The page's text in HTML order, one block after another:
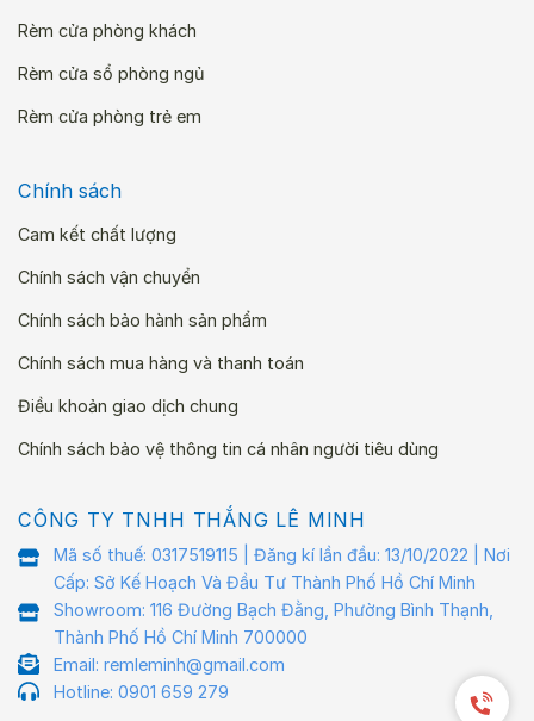
Rèm cửa phòng khách
Rèm cửa sổ phòng ngủ
Rèm cửa phòng trẻ em
Chính sách
Cam kết chất lượng
Chính sách vận chuyển
Chính sách bảo hành sản phẩm
Chính sách mua hàng và thanh toán
Điều khoản giao dịch chung
Chính sách bảo vệ thông tin cá nhân người tiêu dùng
CÔNG TY TNHH THẮNG LÊ MINH
Mã số thuế: 0317519115 | Đăng kí lần đầu: 13/10/2022 | Nơi
Cấp: Sở Kế Hoạch Và Đầu Tư Thành Phố Hồ Chí Minh
Showroom: 116 Đường Bạch Đằng, Phường Bình Thạnh,
Thành Phố Hồ Chí Minh 700000
Email: remleminh@gmail.com
Hotline: 0901 659 279